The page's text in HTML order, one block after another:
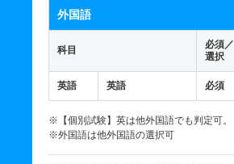
外国語
科目
必須／
選択
英語 英語 必須
※【個別試験】英は他外国語でも判定可。
※外国語は他外国語の選択可